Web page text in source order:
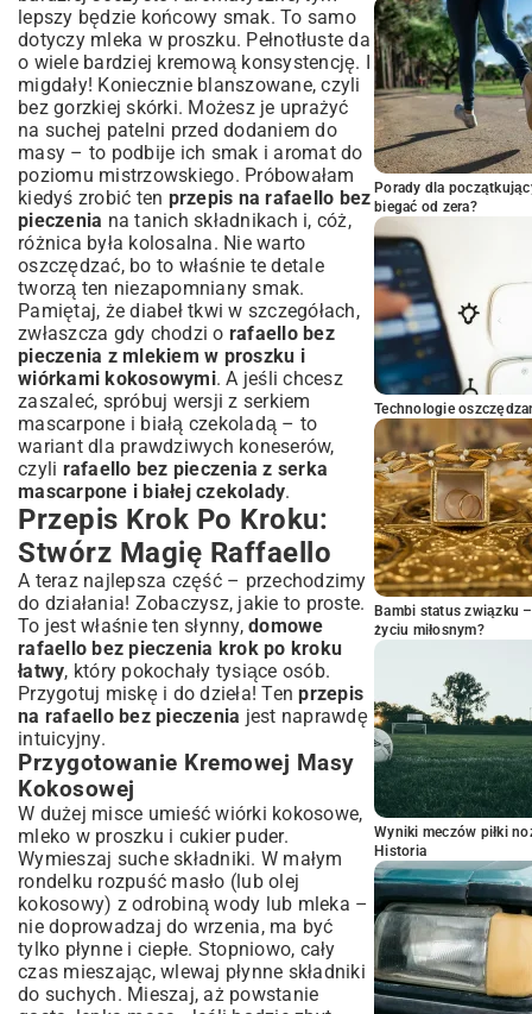
lepszy będzie końcowy smak. To samo
dotyczy mleka w proszku. Pełnotłuste da
o wiele bardziej kremową konsystencję. I
migdały! Koniecznie blanszowane, czyli
bez gorzkiej skórki. Możesz je uprażyć
na suchej patelni przed dodaniem do
masy – to podbije ich smak i aromat do
poziomu mistrzowskiego. Próbowałam
kiedyś zrobić ten przepis na rafaello bez
pieczenia na tanich składnikach i, cóż,
różnica była kolosalna. Nie warto
oszczędzać, bo to właśnie te detale
tworzą ten niezapomniany smak.
Pamiętaj, że diabeł tkwi w szczegółach,
zwłaszcza gdy chodzi o rafaello bez
pieczenia z mlekiem w proszku i
wiórkami kokosowymi. A jeśli chcesz
zaszaleć, spróbuj wersji z serkiem
mascarpone i białą czekoladą – to
wariant dla prawdziwych koneserów,
czyli rafaello bez pieczenia z serka
mascarpone i białej czekolady.
Przepis Krok Po Kroku:
Stwórz Magię Raffaello
A teraz najlepsza część – przechodzimy
do działania! Zobaczysz, jakie to proste.
To jest właśnie ten słynny, domowe
rafaello bez pieczenia krok po kroku
łatwy, który pokochały tysiące osób.
Przygotuj miskę i do dzieła! Tenprzepis
na rafaello bez pieczenia jest naprawdę
intuicyjny.
Przygotowanie Kremowej Masy
Kokosowej
W dużej misce umieść wiórki kokosowe,
mleko w proszku i cukier puder.
Wymieszaj suche składniki. W małym
rondelku rozpuść masło (lub olej
kokosowy) z odrobiną wody lub mleka –
nie doprowadzaj do wrzenia, ma być
tylko płynne i ciepłe. Stopniowo, cały
czas mieszając, wlewaj płynne składniki
do suchych. Mieszaj, aż powstanie
Porady dla
biegać od zera?
Technologie
Bambi status związku
życiu miłosnym?
Wyniki meczów piłki
Historia